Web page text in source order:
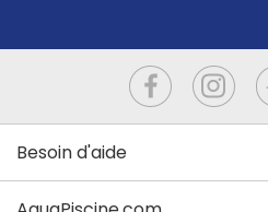
Besoin d'aide